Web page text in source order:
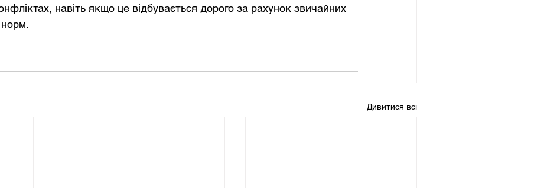
навіть якщо це відбувається дорого за рахунок звичайних
Дивитися всі